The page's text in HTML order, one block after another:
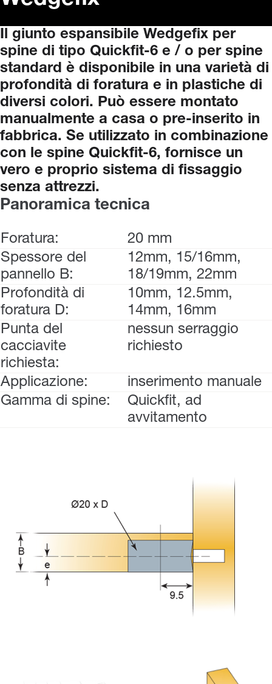
giunto espansibile Wedgefix per
spine di tipo Quickfit-6 e / o per spine
standard è disponibile in una varietà di
profondità di foratura e in plastiche di
diversi colori. Può essere montato
manualmente a casa o pre-inserito in
fabbrica. Se utilizzato in combinazione
con le spine Quickfit-6, fornisce un
vero e proprio sistema di fissaggio
senza attrezzi.
Panoramica tecnica
Foratura:
20 mm
Spessore del
pannello B:
12mm, 15/16mm,
18/19mm, 22mm
Profondità di
foratura D:
10mm, 12.5mm,
14mm, 16mm
Punta del
cacciavite
richiesta:
nessun serraggio
richiesto
Applicazione:
inserimento manuale
Gamma di spine:
Quickfit, ad
avvitamento